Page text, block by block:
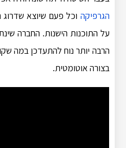
הגרפיקה וכל פעם שיוצא
על התוכנות הישנות. החברה
הרבה יותר נוח להתעדכן במה
בצורה אוטומטית.